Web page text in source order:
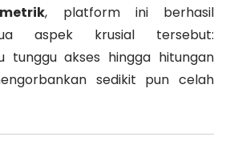
, platform ini berhasil
aspek krusial tersebut:
tunggu akses hingga hitungan
sedikit pun celah